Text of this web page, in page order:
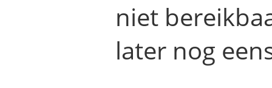
niet
later nog